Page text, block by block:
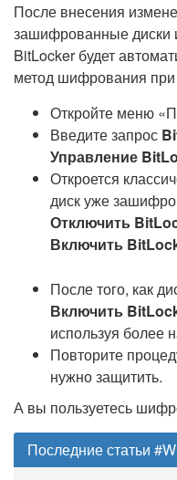
После внесения
зашифрованные диски
BitLocker будет
метод шифрования
Откройте меню
Введите запрос
Управление
Откроется
диск уже
Отключить
Включить
После того, как
Включить
используя
Повторите
нужно защитить.
А вы пользуетесь
Последние статьи